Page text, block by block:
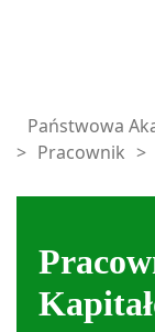
Państwowa
> Pracownik >